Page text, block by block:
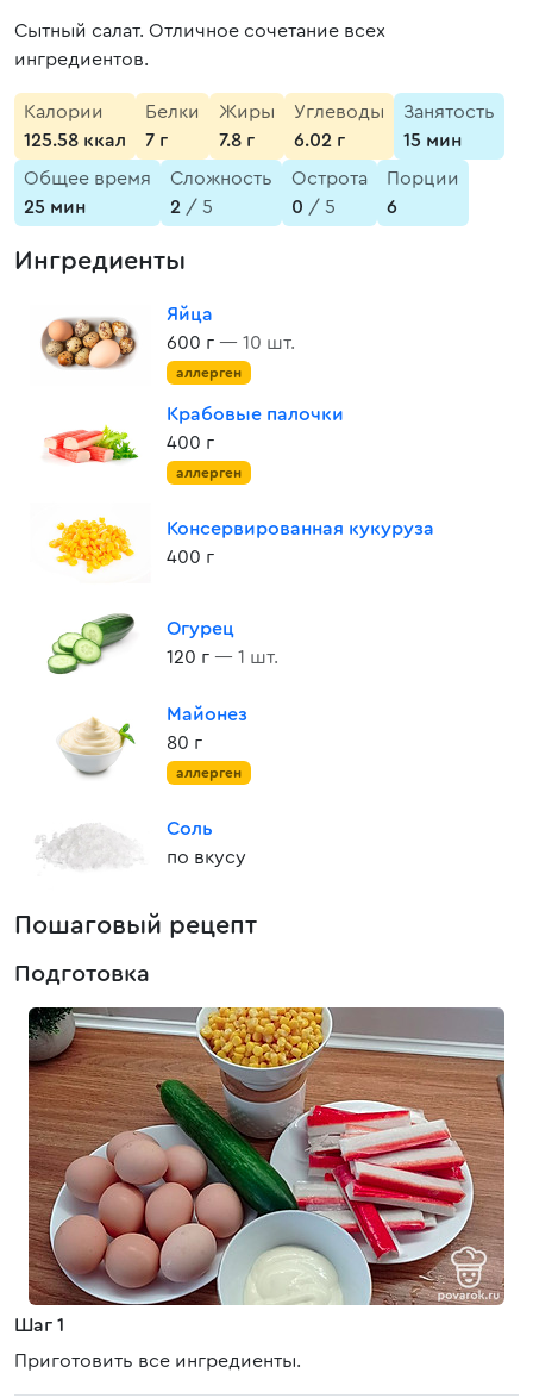
Сытный салат. Отличное сочетание всех
ингредиентов.
Калории
125.58 ккал
Белки
7 г
Жиры
7.8 г
Углеводы
6.02 г
Занятость
15 мин
Общее время
25 мин
Сложность
2 / 5
Острота
0 / 5
Порции
6
Ингредиенты
Яйца
600 г — 10 шт.
аллерген
Крабовые палочки
400 г
аллерген
Консервированная кукуруза
400 г
Огурец
120 г — 1 шт.
Майонез
80 г
аллерген
Соль
по вкусу
Пошаговый рецепт
Подготовка
Шаг 1
Приготовить все ингредиенты.